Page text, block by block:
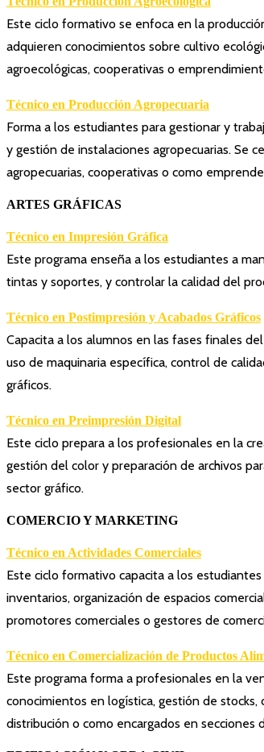
Este ciclo formativo se enfoca en la
adquieren conocimientos sobre cultivo
agroecológicas, cooperativas o
Técnico en Producción Agropecuaria
Forma a los estudiantes para gestionar y
y gestión de instalaciones agropecuarias. Se
agropecuarias, cooperativas o como
ARTES GRÁFICAS
Técnico en Impresión Gráfica
Este programa enseña a los estudiantes a
tintas y soportes, y controlar la calidad del
Técnico en Postimpresión y Acabados Gráficos
Capacita a los alumnos en las fases finales
uso de maquinaria específica, control de
gráficos.
Técnico en Preimpresión Digital
Este ciclo prepara a los profesionales en la
gestión del color y preparación de archivos
sector gráfico.
COMERCIO Y MARKETING
Técnico en Actividades Comerciales
Este ciclo formativo capacita a los
inventarios, organización de espacios
promotores comerciales o gestores de
Técnico en Comercialización de Productos
Este programa forma a profesionales en la
conocimientos en logística, gestión de
distribución o como encargados en secciones